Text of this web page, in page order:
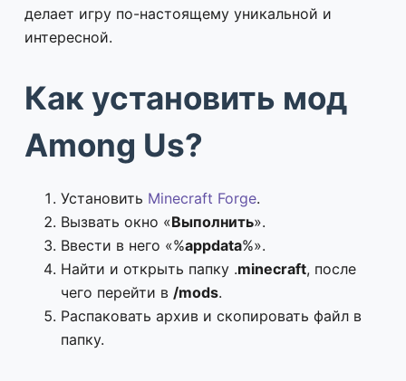
делает игру по-настоящему уникальной и
интересной.
Как установить мод
Among Us?
Установить Minecraft Forge.
Вызвать окно «Выполнить».
Ввести в него «%appdata%».
Найти и открыть папку .minecraft, после
чего перейти в /mods.
Распаковать архив и скопировать файл в
папку.